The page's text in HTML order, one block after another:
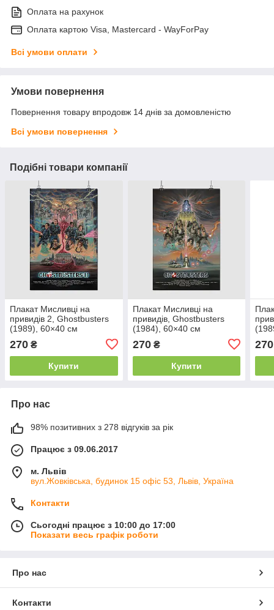
Оплата на рахунок
Оплата картою Visa, Mastercard - WayForPay
Всі умови оплати
Умови повернення
Повернення товару впродовж 14 днів за домовленістю
Всі умови повернення
Подібні товари компанії
Плакат Мисливці на
привидів 2, Ghostbusters
(1989), 60×40 см
270 ₴
Купити
Плакат Мисливці на
привидів, Ghostbusters
(1984), 60×40 см
270₴
Купити
270
Про нас
98% позитивних з 278 відгуків за рік
Працює з 09.06.2017
м. Львів
вул.Жовківська, будинок 15 офіс 53, Львів, Україна
Контакти
Сьогодні працює з 10:00 до 17:00
Показати весь графік роботи
Про нас
Контакти